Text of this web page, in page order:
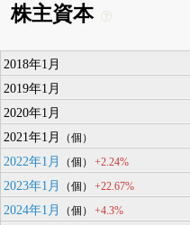
株主資本
2018年1月
2019年1月
2020年1月
2021年1月
（個）
2022年1月
（個） +2.24%
2023年1月
（個） +22.67%
2024年1月
（個） +4.3%